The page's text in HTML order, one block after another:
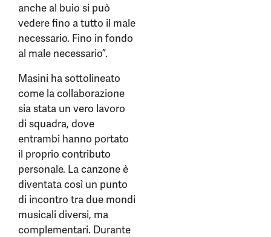
anche al buio si può
vedere fino a tutto il male
necessario. Fino in fondo
al male necessario”.
Masini ha sottolineato
come la collaborazione
sia stata un vero lavoro
di squadra, dove
entrambi hanno portato
il proprio contributo
personale. La canzone è
diventata così un punto
di incontro tra due mondi
musicali diversi, ma
complementari. Durante